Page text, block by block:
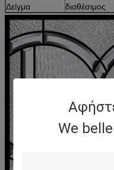
We
Δείγμα
διαθέσιμος